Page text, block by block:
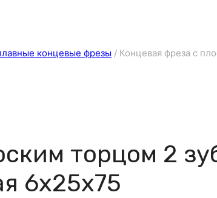
концевые фрезы / Концевая фреза с
торцом 2
6х25х75